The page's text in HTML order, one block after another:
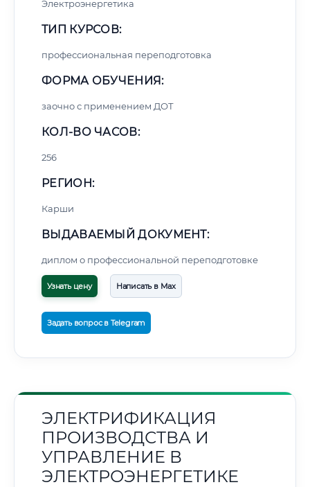
Электроэнергетика
ТИП КУРСОВ:
профессиональная переподготовка
ФОРМА ОБУЧЕНИЯ:
заочно с применением ДОТ
КОЛ-ВО ЧАСОВ:
256
РЕГИОН:
Карши
ВЫДАВАЕМЫЙ ДОКУМЕНТ:
диплом о профессиональной переподготовке
Узнать цену Написать в Max
Задать вопрос в Telegram
ЭЛЕКТРИФИКАЦИЯ
ПРОИЗВОДСТВА И
УПРАВЛЕНИЕ В
ЭЛЕКТРОЭНЕРГЕТИКЕ